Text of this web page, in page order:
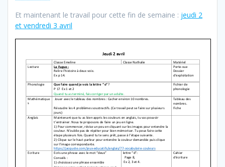
Et maintenant le travail pour cette fin de semaine : jeudi 2
et vendredi 3 avril